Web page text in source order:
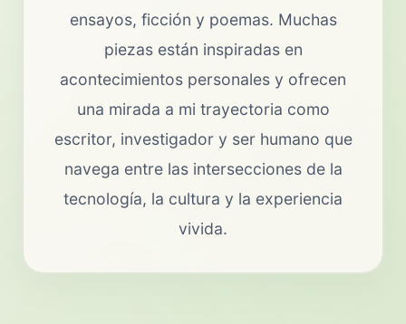
ensayos, ficción y poemas. Muchas
piezas están inspiradas en
acontecimientos personales y ofrecen
una mirada a mi trayectoria como
escritor, investigador y ser humano que
navega entre las intersecciones de la
tecnología, la cultura y la experiencia
vivida.